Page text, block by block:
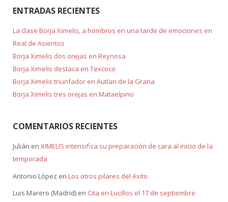
ENTRADAS RECIENTES
La clase Borja Ximelis, a hombros en una tarde de emociones en
Real de Asientos
Borja Ximelis dos orejas en Reynosa
Borja Ximelis destaca en Texcoco
Borja Ximelis triunfador en Autlan de la Grana
Borja Ximelis tres orejas en Mataelpino
COMENTARIOS RECIENTES
Julián en XIMELIS intensifica su preparación de cara al inicio de la
temporada
Antonio López en Los otros pilares del éxito
Luis Marero (Madrid)en Cita en Lucillos el 17 de septiembre